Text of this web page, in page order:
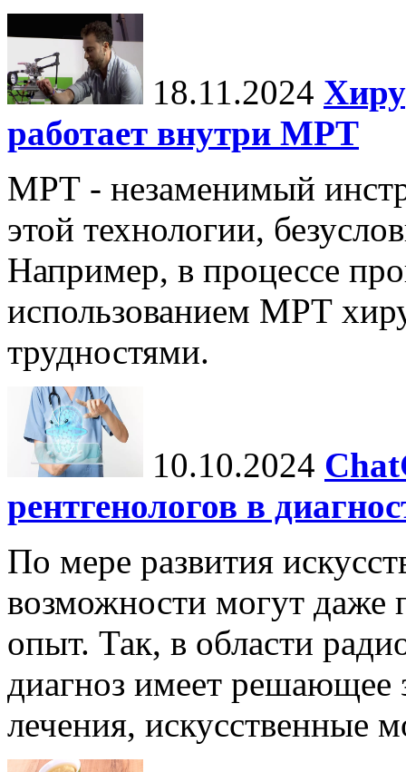
18.11.2024
работает внутри МРТ
МРТ - незаменимый
этой технологии,
Например, в процессе
использованием МРТ
трудностями.
10.10.2024
рентгенологов в
По мере развития
возможности могут даже
опыт. Так, в области
диагноз имеет решающее
лечения, искусственные